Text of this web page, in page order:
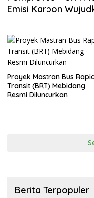
Emisi Karbon
Proyek Mastran Bus
Transit (BRT) Mebidang
Resmi Diluncurkan
Berita Terpopuler